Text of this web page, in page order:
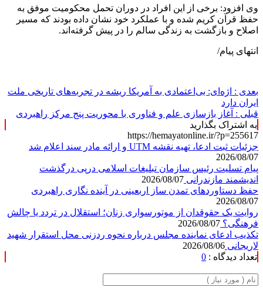
وی افزود: برخی از این افراد در دوران تحمل محکومیت موفق به
حفظ قرآن کریم شده و با عملکرد خود نشان داده بودند که مسیر
اصلاح و بازگشت به زندگی سالم را در پیش گرفته‌اند.
انتهای پیام/
بعدی : اژه‌ای: بی‌اعتمادی به آمریکا ریشه در تجربه‌های تاریخی ملت
ایران دارد
قبلی : آغاز بازسازی علم و فناوری با محوریت پنج مرکز راهبردی
به اشتراک بگذارید
https://hemayatonline.ir/?p=255617
جزئیات ثبت ادعا، تهیه نقشه UTM و ارائه مادر سند اعلام شد
2026/08/07
پیام تسلیت رئیس سازمان تبلیغات اسلامی درپی درگذشت
اندیشمند مازندرانی 2026/08/07
حفظ دستاوردهای تمدن ساز اربعینی در آینده نگاری راهبردی
2026/08/07
روایت یک حقوقدان از موتورسواری زنان؛ استقلال در تردد یا چالش
فرهنگی؟ 2026/08/07
تکذیب ادعای نماینده مجلس درباره نحوه ردزنی محل استقرار شهید
لاریجانی 2026/08/06
تعداد دیدگاه : 0